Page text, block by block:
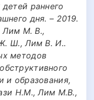
раннего
дня. – 2019.
Лим М. В.,
Ш., Лим В. И..
методов
и образования,
Н.М., Лим М.В.,